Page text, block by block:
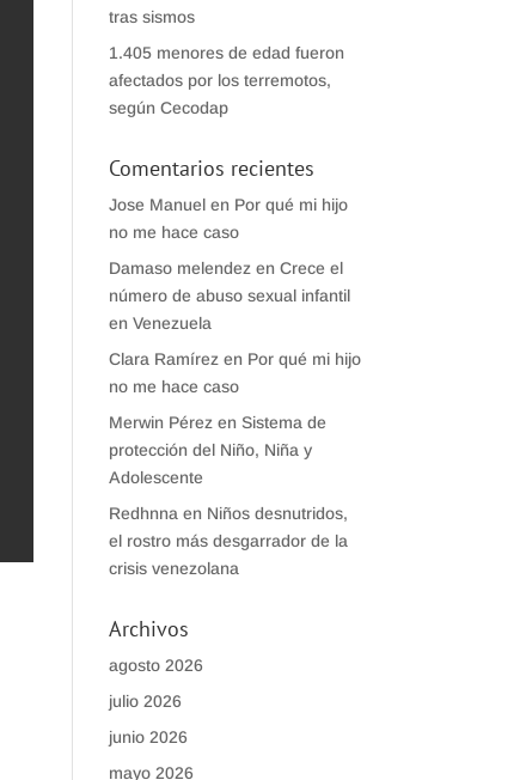
tras sismos
1.405 menores de edad fueron
afectados por los terremotos,
según Cecodap
Comentarios recientes
Jose Manuelen Por qué mi hijo
no me hace caso
Damaso melendez en Crece el
número de abuso sexual infantil
en Venezuela
Clara Ramírez en Por qué mi hijo
no me hace caso
Merwin Pérez en Sistema de
protección del Niño, Niña y
Adolescente
Redhnna en Niños desnutridos,
el rostro más desgarrador de la
crisis venezolana
Archivos
agosto 2026
julio 2026
junio 2026
mayo 2026